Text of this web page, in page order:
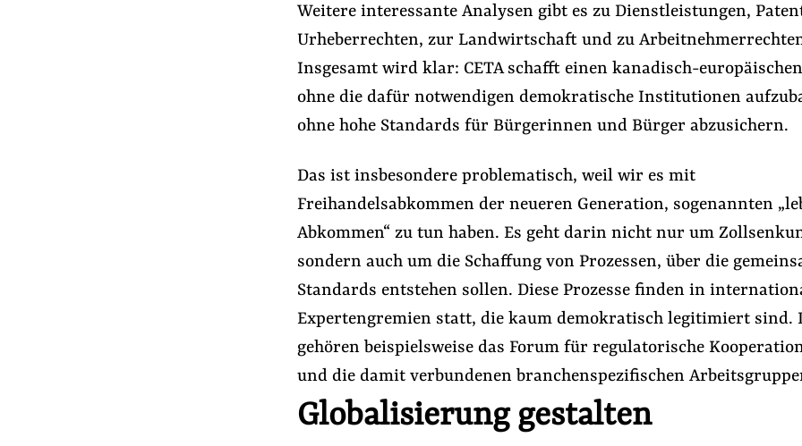
Weitere interessante Analysen gibt es zu Dienstleistungen,
Urheberrechten, zur Landwirtschaft und zu
Insgesamt wird klar: CETA schafft einen kanadisch-
ohne die dafür notwendigen demokratische Institutionen
ohne hohe Standards für Bürgerinnen und Bürger abzusichern.
Das ist insbesondere problematisch, weil wir es mit
Freihandelsabkommen der neueren Generation, sogenannten
Abkommen“ zu tun haben. Es geht darin nicht nur um
sondern auch um die Schaffung von Prozessen, über die
Standards entstehen sollen. Diese Prozesse finden in
Expertengremien statt, die kaum demokratisch legitimiert sind.
gehören beispielsweise das Forum für regulatorische
und die damit verbundenen branchenspezifischen
Globalisierung gestalten